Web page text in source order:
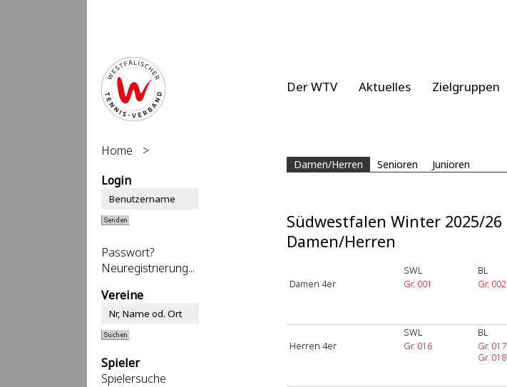
Der WTV Aktuelles Zielgruppen
Damen/Herren Senioren Junioren
Home
>
Login
Passwort?
Neuregistrierung...
Vereine
Spieler
Spielersuche
Südwestfalen Winter 2025/26
Damen/Herren
SWL BL
Damen 4er
Gr. 001 Gr. 002
SWL BL
Herren 4er
Gr. 016
Gr. 017
Gr. 018